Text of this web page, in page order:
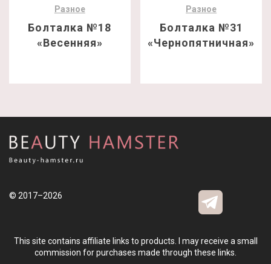
Разное
Болталка №18
«Весенняя»
Разное
Болталка №31
«Чернопятничная»
© 2017–2026
This site contains affiliate links to products. I may receive a small
commission for purchases made through these links.